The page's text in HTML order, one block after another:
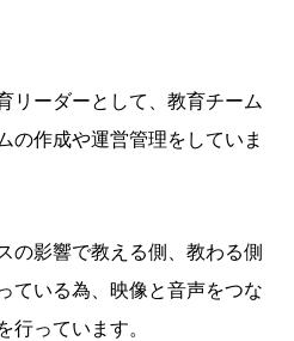
リーダーとして、教育チーム
の作成や運営管理をしていま
の影響で教える側、教わる側
ている為、映像と音声をつな
行っています。